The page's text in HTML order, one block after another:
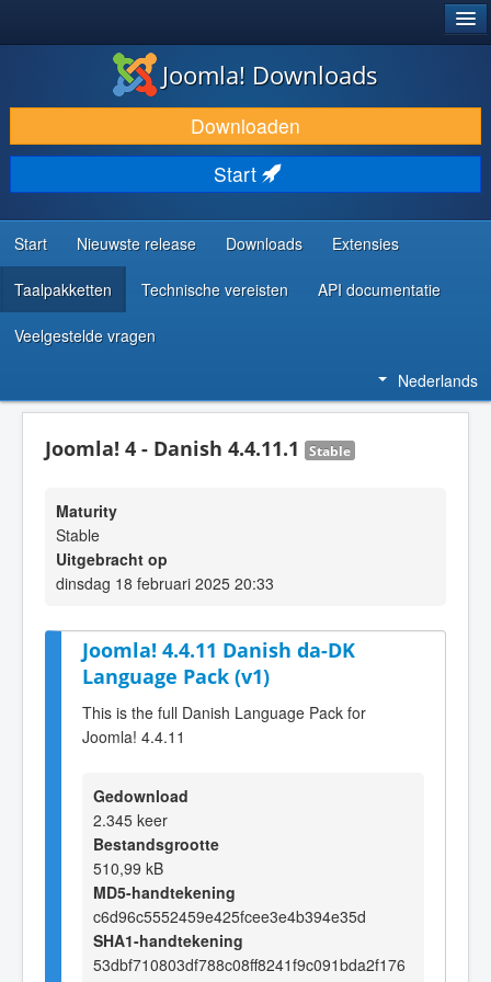
DOWNLOAD & BREID UIT
ONTDEK & LEER
COMMUNITY & ONDERSTEUNING
ONTWIKKELAARSBRONNEN
Joomla! Downloads
Downloaden
Start
Start Nieuwste release Downloads Extensies
Taalpakketten Technische vereisten API documentatie
Veelgestelde vragen
Nederlands
Joomla! 4 - Danish 4.4.11.1 Stable
Maturity
Stable
Uitgebracht op
dinsdag 18 februari 2025 20:33
Joomla! 4.4.11 Danish da-DK
Language Pack (v1)
This is the full Danish Language Pack for
Joomla! 4.4.11
Gedownload
2.345 keer
Bestandsgrootte
510,99 kB
MD5-handtekening
c6d96c5552459e425fcee3e4b394e35d
SHA1-handtekening
53dbf710803df788c08ff8241f9c091bda2f176